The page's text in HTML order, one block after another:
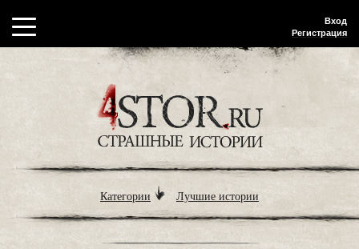
Вход
Регистрация
Категории Лучшие истории